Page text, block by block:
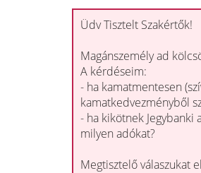
Üdv Tisztelt Szakértők!
Magánszemély ad
A kérdéseim:
- ha kamatmentesen
kamatkedvezményből
- ha kikötnek Jegybanki
milyen adókat?
Megtisztelő válaszukat